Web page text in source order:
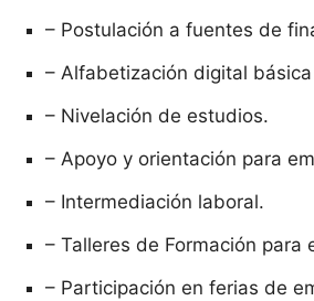
– Postulación a fuentes de
– Alfabetización digital
– Nivelación de estudios.
– Apoyo y orientación para
– Intermediación laboral.
– Talleres de Formación para
– Participación en ferias de